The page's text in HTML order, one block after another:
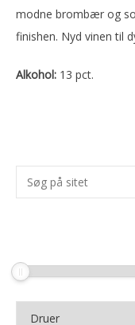
modne brombær og
finishen. Nyd vinen til
Alkohol: 13 pct.
Primær
Sidebar
Søg
på